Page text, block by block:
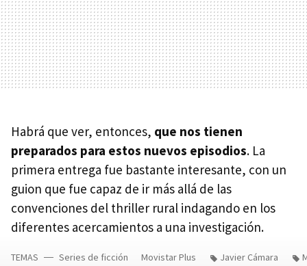
Habrá que ver, entonces, que nos tienen
preparados para estos nuevos episodios. La
primera entrega fue bastante interesante, con un
guion que fue capaz de ir más allá de las
convenciones del thriller rural indagando en los
diferentes acercamientos a una investigación.
TEMAS Series de ficción Movistar Plus Javier Cámara